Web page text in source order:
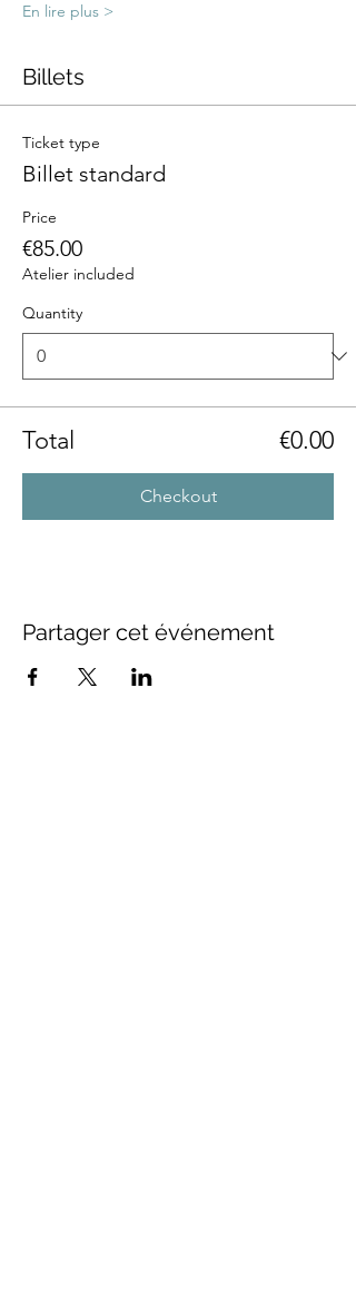
En lire plus >
Billets
Ticket type
Billet standard
Price
€85.00
Atelier included
Quantity
Total €0.00
Checkout
Partager cet événement